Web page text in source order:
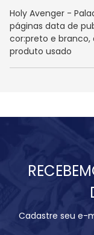
Holy Avenger -
páginas data de
cor:preto e branco,
produto usado
Cadastre seu e-